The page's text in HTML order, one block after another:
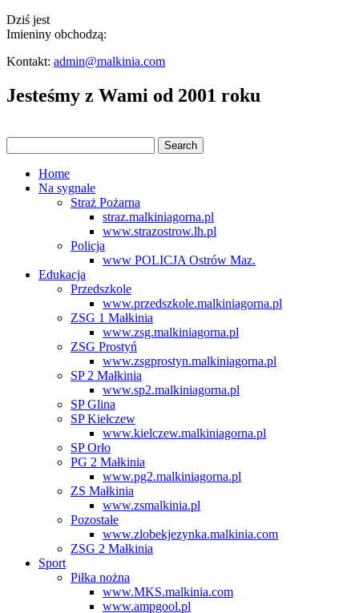
Dziś jest
Imieniny obchodzą:
Kontakt: admin@malkinia.com
Jesteśmy z Wami od 2001 roku
Home
Na sygnale
Straż Pożarna
straz.malkiniagorna.pl
www.strazostrow.lh.pl
Policja
www POLICJA Ostrów Maz.
Edukacja
Przedszkole
www.przedszkole.malkiniagorna.pl
ZSG 1 Małkinia
www.zsg.malkiniagorna.pl
ZSG Prostyń
www.zsgprostyn.malkiniagorna.pl
SP 2 Małkinia
www.sp2.malkiniagorna.pl
SP Glina
SP Kiełczew
www.kielczew.malkiniagorna.pl
SP Orło
PG 2 Małkinia
www.pg2.malkiniagorna.pl
ZS Małkinia
www.zsmalkinia.pl
Pozostałe
www.zlobekjezynka.malkinia.com
ZSG 2 Małkinia
Sport
Piłka nożna
www.MKS.malkinia.com
www.ampgool.pl